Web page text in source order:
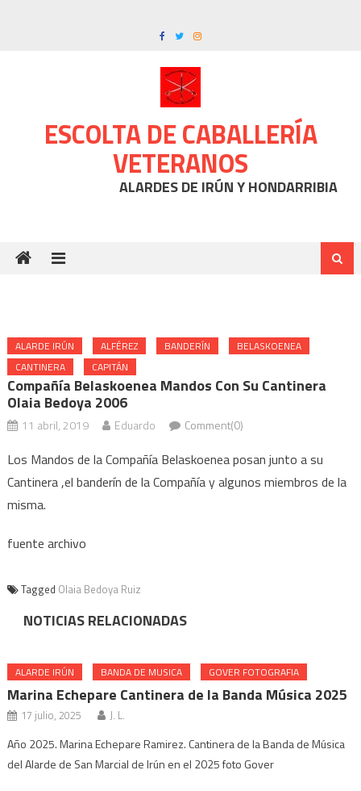
ESCOLTA DE CABALLERÍA
VETERANOS
ALARDES DE IRÚN Y HONDARRIBIA
ALARDE IRÚN ALFÉREZ BANDERÍN
BELASKOENEA
CANTINERA
CAPITÁN
Compañía Belaskoenea Mandos Con Su Cantinera
Olaia Bedoya 2006
11 abril, 2019 Eduardo Comment(0)
Los Mandos de la Compañía Belaskoenea posan junto a su
Cantinera ,el banderín de la Compañía y algunos miembros de la
misma.
fuente archivo
Tagged Olaia Bedoya Ruiz
NOTICIAS RELACIONADAS
ALARDE IRÚN BANDA DE MUSICA GOVER FOTOGRAFIA
Marina Echepare Cantinera de la Banda Música 2025
17 julio, 2025 J. L.
Año 2025. Marina Echepare Ramirez. Cantinera de la Banda de Música
del Alarde de San Marcial de Irún en el 2025 foto Gover